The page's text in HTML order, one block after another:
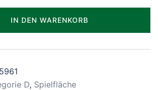
IN DEN WARENKORB
5961
D, Spielfläche